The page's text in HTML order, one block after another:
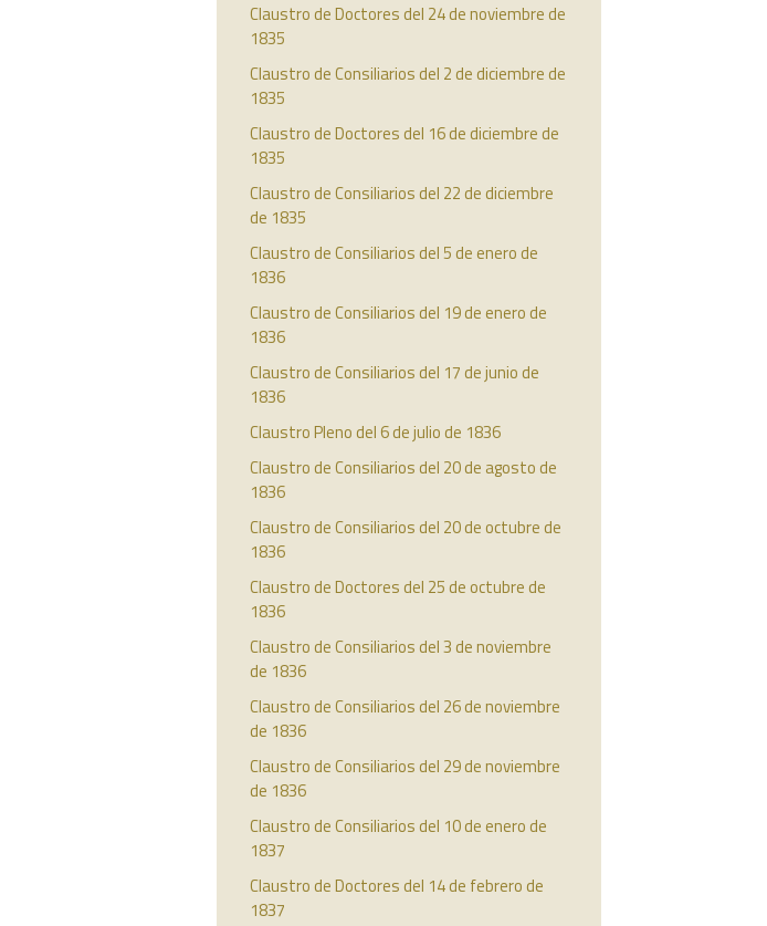
Claustro de Doctores del 24 de noviembre de
1835
Claustro de Consiliarios del 2 de diciembre de
1835
Claustro de Doctores del 16 de diciembre de
1835
Claustro de Consiliarios del 22 de diciembre
de 1835
Claustro de Consiliarios del 5 de enero de
1836
Claustro de Consiliarios del 19 de enero de
1836
Claustro de Consiliarios del 17 de junio de
1836
Claustro Pleno del 6 de julio de 1836
Claustro de Consiliarios del 20 de agosto de
1836
Claustro de Consiliarios del 20 de octubre de
1836
Claustro de Doctores del 25 de octubre de
1836
Claustro de Consiliarios del 3 de noviembre
de 1836
Claustro de Consiliarios del 26 de noviembre
de 1836
Claustro de Consiliarios del 29 de noviembre
de 1836
Claustro de Consiliarios del 10 de enero de
1837
Claustro de Doctores del 14 de febrero de
1837